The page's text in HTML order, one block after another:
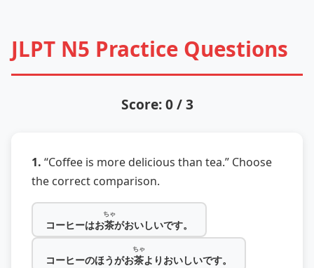
JLPT N5 Practice Questions
Score: 0 / 3
1. “Coffee is more delicious than tea.” Choose
the correct comparison.
コーヒーはお茶
ちゃ
がおいしいです。
コーヒーのほうがお茶
ちゃ
よりおいしいです。